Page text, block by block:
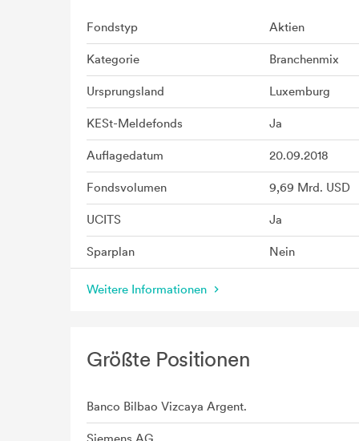
Fondstyp Aktien
Kategorie Branchenmix
Ursprungsland Luxemburg
KESt-Meldefonds Ja
Auflagedatum 20.09.2018
Fondsvolumen 9,69 Mrd. USD
UCITS Ja
Sparplan Nein
Weitere Informationen
Größte Positionen
Banco Bilbao Vizcaya Argent.